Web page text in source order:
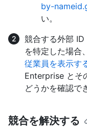
by-
い。
競合する外部
を特定した場合
従業員を表示す
Enterprise とそ
どうかを確認で
競合を解決する